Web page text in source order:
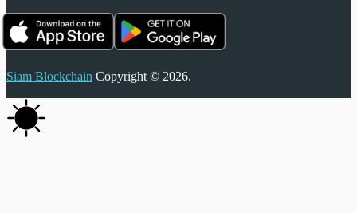
Siam Blockchain Copyright © 2026.